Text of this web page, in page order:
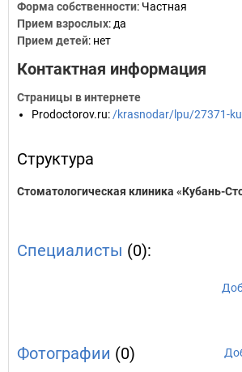
Форма собственности: Частная
Прием взрослых: да
Прием детей: нет
Контактная информация
Страницы в интернете
Prodoctorov.ru: /krasnodar/lpu/27371-
Структура
Стоматологическая клиника «Кубань-
Специалисты (0):
Фотографии (0)